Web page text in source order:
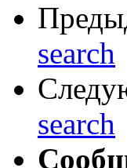
search
search